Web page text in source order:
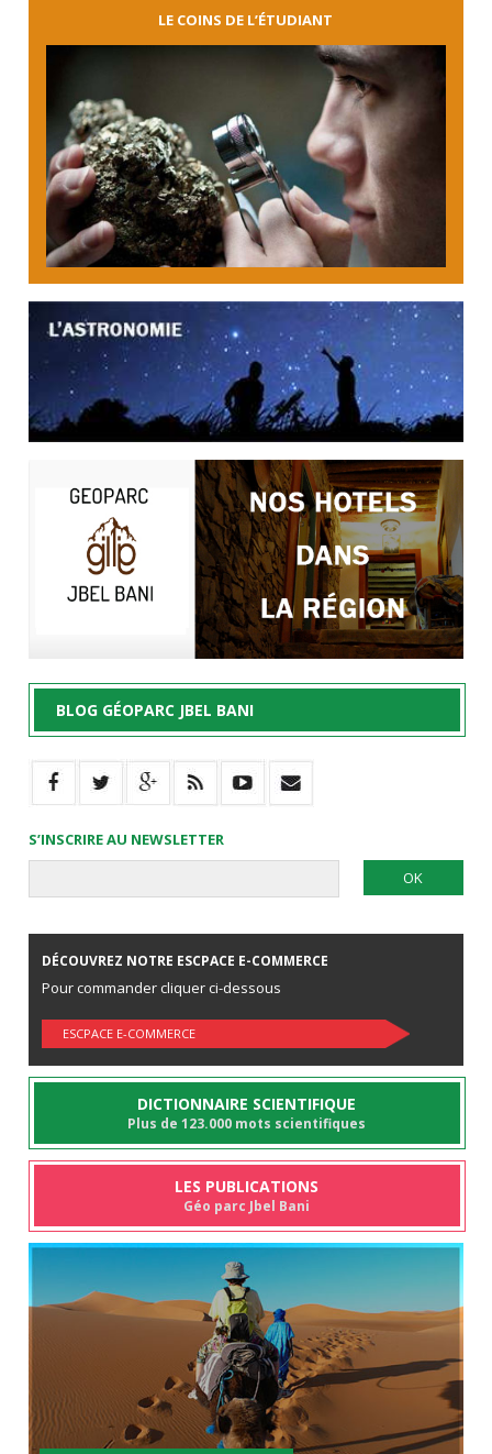
LE COINS DE L’ÉTUDIANT
BLOG GÉOPARC JBEL BANI
S’INSCRIRE AU NEWSLETTER
DÉCOUVREZ NOTRE ESCPACE E-COMMERCE
Pour commander cliquer ci-dessous
ESCPACE E-COMMERCE
DICTIONNAIRE SCIENTIFIQUE
Plus de 123.000 mots scientifiques
LES PUBLICATIONS
Géo parc Jbel Bani